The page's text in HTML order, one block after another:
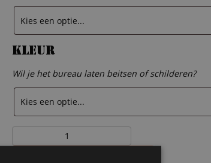
Kleur
Wil je het bureau laten beitsen of schilderen?
Steigerhouten
bureau/speeltafel